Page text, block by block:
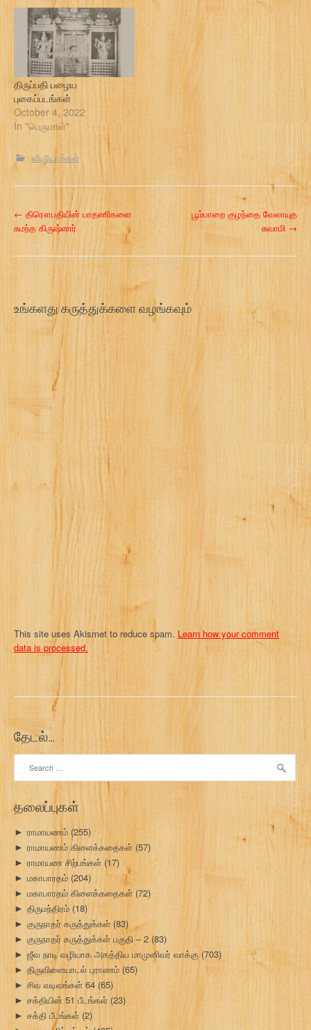
திருப்பதி பழைய
புகைப்படங்கள்
October 4, 2022
In "பெருமாள்"
வீடியோக்கள்
P
n
i
← திரௌபதியின் பாதணிகளை
சுமந்த கிருஷ்ணர்
பூம்பாறை குழந்தை வேலாயுத
சுவாமி →
உங்களது கருத்துக்களை வழங்கவும்
This site uses Akismet to reduce spam. Learn how your comment
data is processed.
தேடல்…
தலைப்புகள்
► ராமாயணம் (255)
► ராமாயணம் கிளைக்கதைகள் (57)
► ராமாயண சிற்பங்கள் (17)
► மகாபாரதம் (204)
► மகாபாரதம் கிளைக்கதைகள் (72)
► திருமந்திரம் (18)
► குருநாதர் கருத்துக்கள் (83)
► குருநாதர் கருத்துக்கள் பகுதி – 2 (83)
► ஜீவ நாடி வழியாக அகத்திய மாமுனிவர் வாக்கு (703)
► திருவிளையாடல் புராணம் (65)
► சிவ வடிவங்கள் 64 (65)
► சக்தியின் 51 பீடங்கள் (23)
► சக்தி பீடங்கள் (2)